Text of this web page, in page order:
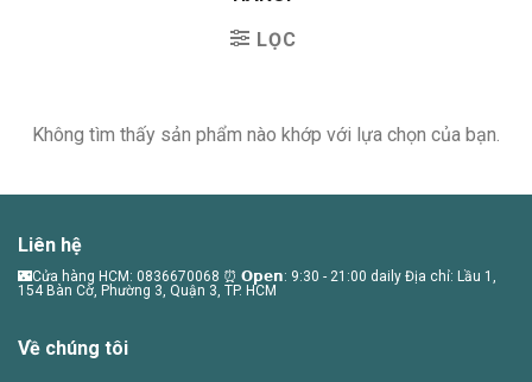
LỌC
Không tìm thấy sản phẩm nào khớp với lựa chọn của bạn.
Liên hệ
🌃Cửa hàng HCM: 0836670068 ⏰ 𝗢𝗽𝗲𝗻: 9:30 - 21:00 daily Địa chỉ: Lầu 1,
154 Bàn Cờ, Phường 3, Quận 3, TP. HCM
Về chúng tôi